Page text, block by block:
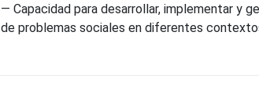
— Capacidad para desarrollar, implementar y
de problemas sociales en diferentes